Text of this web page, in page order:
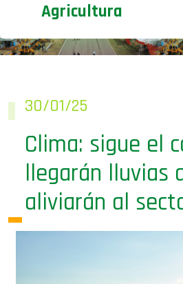
Agricultura
30/01/25
Clima: sigue el
llegarán lluvias
aliviarán al